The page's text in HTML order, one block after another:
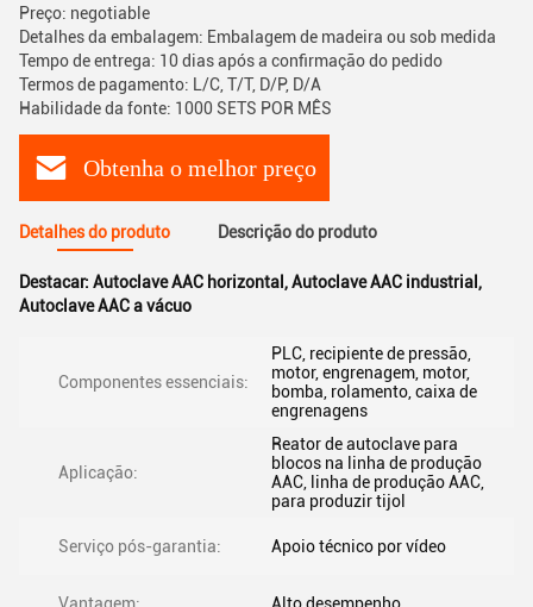
Preço: negotiable
Detalhes da embalagem: Embalagem de madeira ou sob medida
Tempo de entrega: 10 dias após a confirmação do pedido
Termos de pagamento: L/C, T/T, D/P, D/A
Habilidade da fonte: 1000 SETS POR MÊS
Obtenha o melhor preço
Detalhes do produto Descrição do produto
Destacar: Autoclave AAC horizontal ,Autoclave AAC industrial ,
Autoclave AAC a vácuo
Componentes essenciais:
PLC, recipiente de pressão,
motor, engrenagem, motor,
bomba, rolamento, caixa de
engrenagens
Aplicação:
Reator de autoclave para
blocos na linha de produção
AAC, linha de produção AAC,
para produzir tijol
Serviço pós-garantia: Apoio técnico por vídeo